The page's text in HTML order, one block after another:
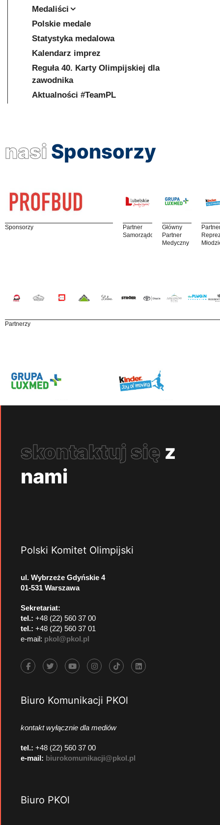
Medaliści
Polskie medale
Statystyka medalowa
Kalendarz imprez
Reguła 40. Karty Olimpijskiej dla
zawodnika
Aktualności #TeamPL
nasi Sponsorzy
Sponsorzy
Partner
Samorządowy
Główny
Partner
Medyczny
Partnerzy
skontaktuj się z
nami
Polski Komitet Olimpijski
ul. Wybrzeże Gdyńskie 4
01-531 Warszawa
Sekretariat:
tel.: +48 (22) 560 37 00
tel.: +48 (22) 560 37 01
e-mail: pkol@pkol.pl
Biuro Komunikacji PKOl
kontakt wyłącznie dla mediów
tel.: +48 (22) 560 37 00
e-mail: biurokomunikacji@pkol.pl
Biuro PKOl